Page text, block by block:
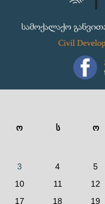
ო ს ო
3
4 5
10
11 12
17
18 19